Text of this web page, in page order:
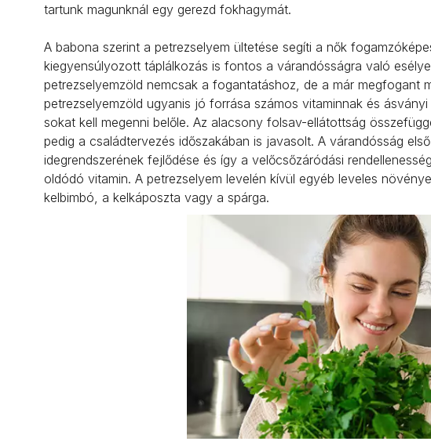
tartunk magunknál egy gerezd fokhagymát.
A babona szerint a petrezselyem ültetése segíti a nők
kiegyensúlyozott táplálkozás is fontos a várandósságra való
petrezselyemzöld nemcsak a fogantatáshoz, de a már megfogant
petrezselyemzöld ugyanis jó forrása számos vitaminnak és
sokat kell megenni belőle. Az alacsony folsav-ellátottság
pedig a családtervezés időszakában is javasolt. A várandósság
idegrendszerének fejlődése és így a velőcsőzáródási
oldódó vitamin. A petrezselyem levelén kívül egyéb leveles
kelbimbó, a kelkáposzta vagy a spárga.